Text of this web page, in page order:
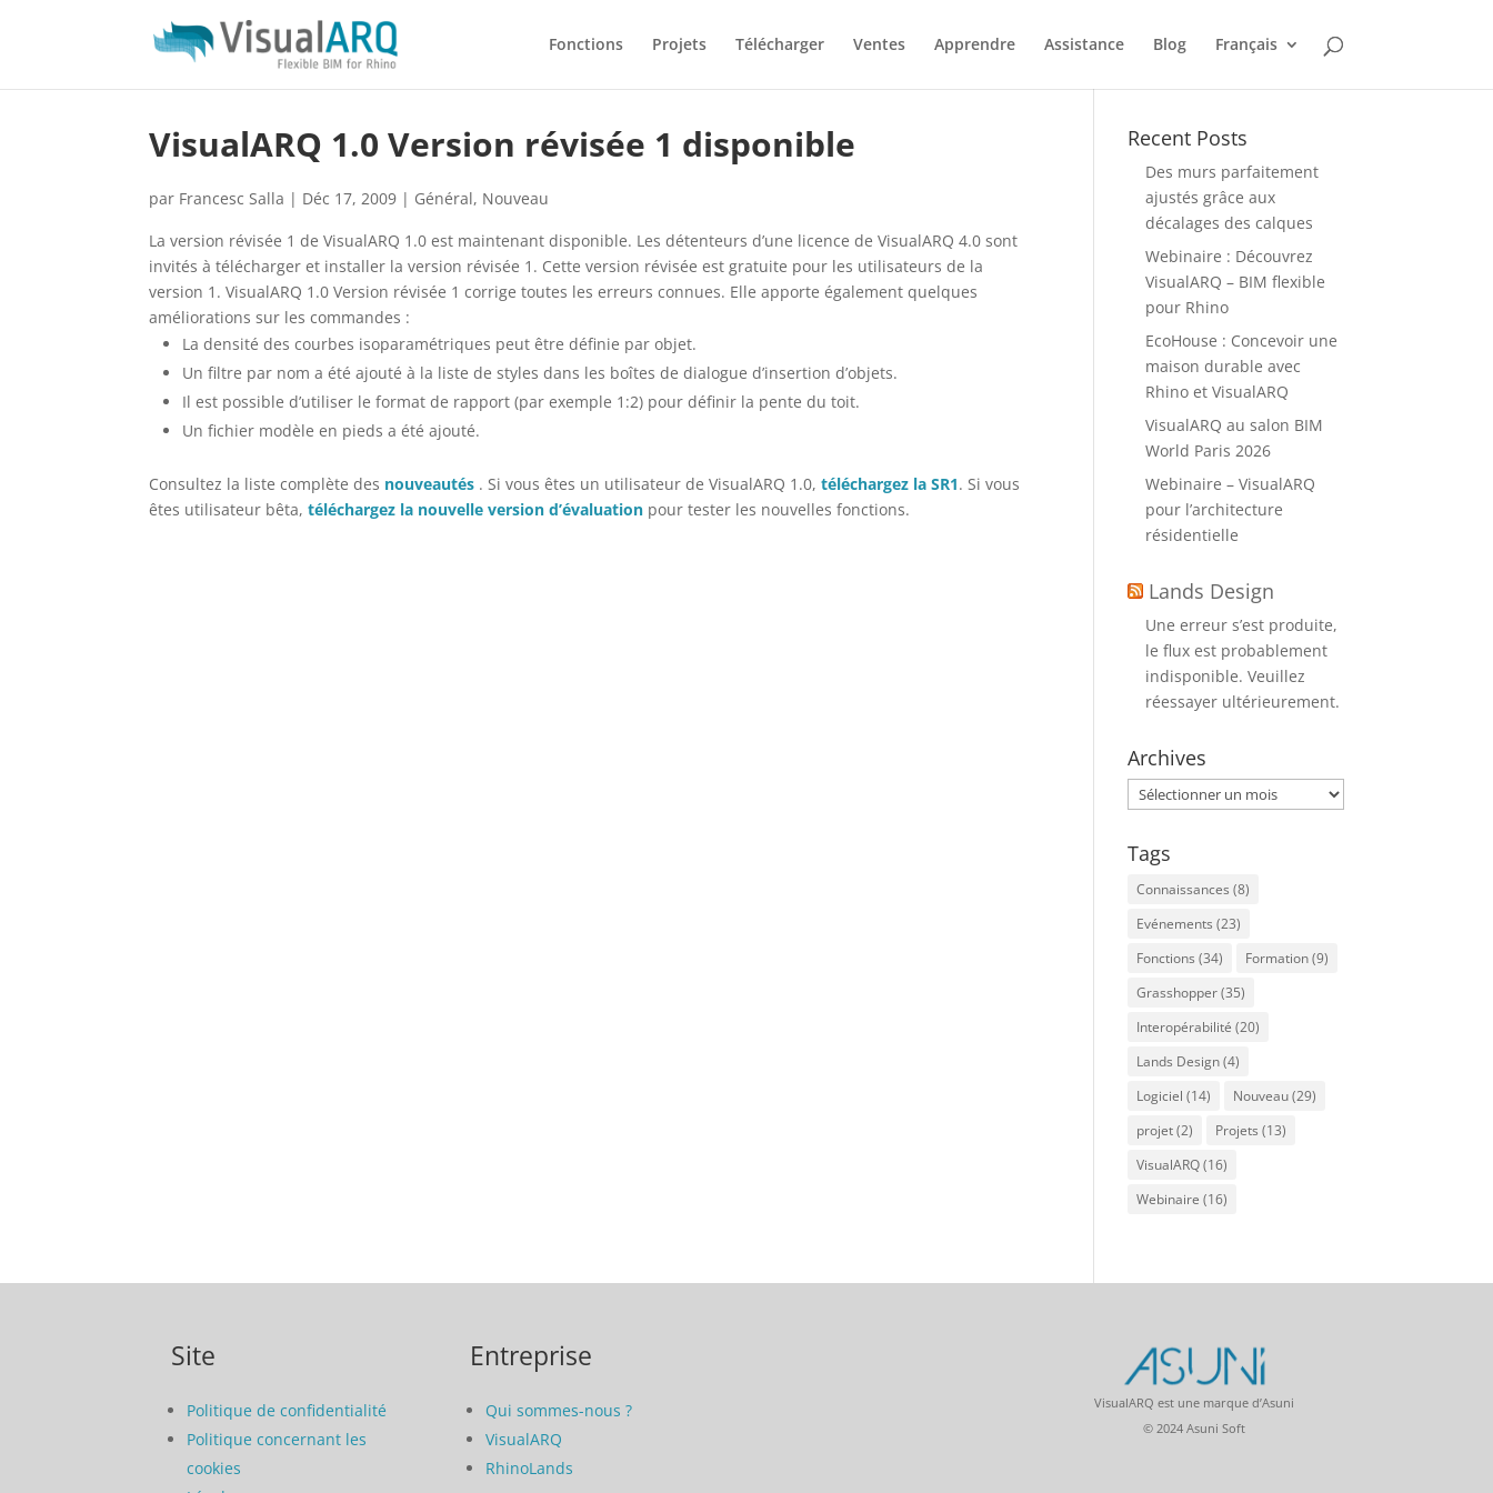
Fonctions Projets Télécharger Ventes Apprendre Assistance Blog Français
VisualARQ 1.0 Version révisée 1 disponible
par Francesc Salla | Déc 17, 2009 | Général, Nouveau
La version révisée 1 de VisualARQ 1.0 est maintenant disponible. Les détenteurs d’une licence de VisualARQ 4.0 sont
invités à télécharger et installer la version révisée 1. Cette version révisée est gratuite pour les utilisateurs de la
version 1. VisualARQ 1.0 Version révisée 1 corrige toutes les erreurs connues. Elle apporte également quelques
améliorations sur les commandes :
La densité des courbes isoparamétriques peut être définie par objet.
Un filtre par nom a été ajouté à la liste de styles dans les boîtes de dialogue d’insertion d’objets.
Il est possible d’utiliser le format de rapport (par exemple 1:2) pour définir la pente du toit.
Un fichier modèle en pieds a été ajouté.
Consultez la liste complète des nouveautés . Si vous êtes un utilisateur de VisualARQ 1.0,téléchargez la SR1. Si vous
êtes utilisateur bêta,téléchargez la nouvelle version d’évaluation pour tester les nouvelles fonctions.
Recent Posts
Des murs parfaitement
ajustés grâce aux
décalages des calques
Webinaire : Découvrez
VisualARQ – BIM flexible
pour Rhino
EcoHouse : Concevoir une
maison durable avec
Rhino et VisualARQ
VisualARQ au salon BIM
World Paris 2026
Webinaire – VisualARQ
pour l’architecture
résidentielle
Lands Design
Une erreur s’est produite,
le flux est probablement
indisponible. Veuillez
réessayer ultérieurement.
Archives
Archives
Tags
Connaissances (8)
Evénements (23)
Fonctions (34) Formation(9)
Grasshopper(35)
Interopérabilité (20)
Lands Design(4)
Logiciel (14) Nouveau(29)
projet(2) Projets (13)
VisualARQ(16)
Webinaire (16)
Site
Politique de confidentialité
Politique concernant les
cookies
Entreprise
Qui sommes-nous ?
VisualARQ
RhinoLands
VisualARQ est une marque d’Asuni
© 2024 Asuni Soft